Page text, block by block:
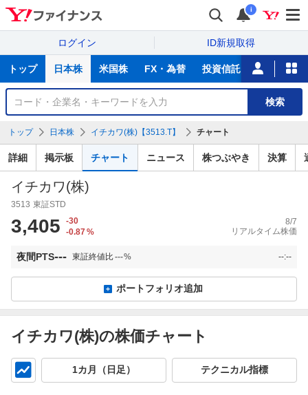
i
ログイン ID新規取得
サ
トップ 日本株 米国株 FX・為替 投資信託 ニュース
銘
検
索
検索
トップ 日本株 イチカワ(株)【3513.T】 チャート
詳細 掲示板 チャート ニュース 株つぶやき 決算
イチカワ(株)
3513 東証STD
3,405
-30
-0.87%
8/7
リアルタイム株価
夜間PTS--- 東証終値比---% --:--
ポートフォリオ追加
イチカワ(株)の株価チャート
1カ月（日足） テクニカル指標